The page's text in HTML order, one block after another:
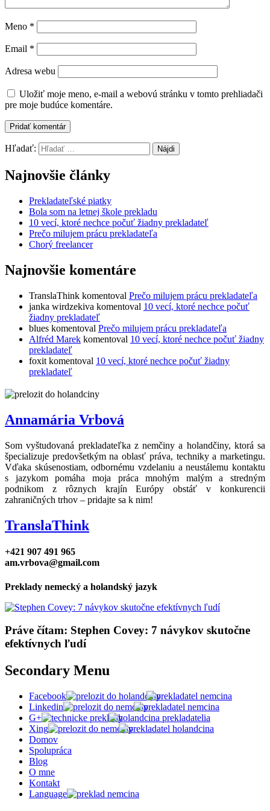
Meno *
Email *
Adresa webu
Uložiť moje meno, e-mail a webovú stránku v tomto prehliadači
pre moje budúce komentáre.
Hľadať:
Najnovšie články
Prekladateľské piatky
Bola som na letnej škole prekladu
10 vecí, ktoré nechce počuť žiadny prekladateľ
Prečo milujem prácu prekladateľa
Chorý freelancer
Najnovšie komentáre
TranslaThink komentoval Prečo milujem prácu prekladateľa
janka wirdzekiva komentoval 10 vecí, ktoré nechce počuť
žiadny prekladateľ
blues komentoval Prečo milujem prácu prekladateľa
Alfréd Marek komentoval 10 vecí, ktoré nechce počuť žiadny
prekladateľ
foxit komentoval 10 vecí, ktoré nechce počuť žiadny
prekladateľ
Annamária Vrbová
Som vyštudovaná prekladateľka z nemčiny a holandčiny, ktorá sa
špecializuje predovšetkým na oblasť práva, techniky a marketingu.
Vďaka skúsenostiam, odbornému vzdelaniu a neustálemu kontaktu
s jazykom pomáha moja práca mnohým malým a stredným
podnikom z rôznych krajín Európy obstáť v konkurencii
zahraničných trhov – pridajte sa k nim!
TranslaThink
+421 907 491 965
am.vrbova@gmail.com
Preklady nemecký a holandský jazyk
Práve čítam: Stephen Covey: 7 návykov skutočne
efektívnych ľudí
Secondary Menu
Facebook
Linkedin
G+
Xing
Domov
Spolupráca
Blog
O mne
Kontakt
Language